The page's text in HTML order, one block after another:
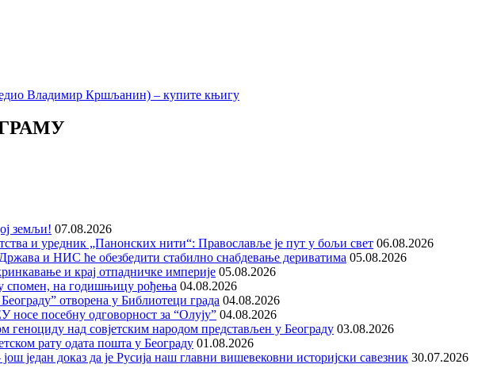
земљи! 07.08.2026
и уредник „Панонских нити“: Православље је пут у бољи свет 06.08.2026
и НИС ће обезбедити стабилно снабдевање дериватима 05.08.2026
и крај отпадничке империје 05.08.2026
на годишњицу рођења 04.08.2026
отворена у Библиотеци града 04.08.2026
посебну одговорност за “Олују” 04.08.2026
геноциду над совјетским народом представљен у Београду 03.08.2026
рату одата пошта у Београду 01.08.2026
један доказ да је Русија наш главни вишевековни историјски савезник 30.07.2026